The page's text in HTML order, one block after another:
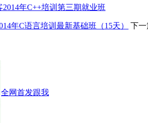
2014年C++培训第三期就业班
年C语言培训最新基础班（15天） 下一
全网首发跟我